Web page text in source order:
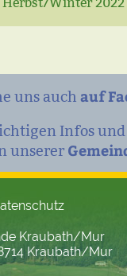
uns auch auf
Infos
unserer
Kraubath/Mur
Kraubath/Mur